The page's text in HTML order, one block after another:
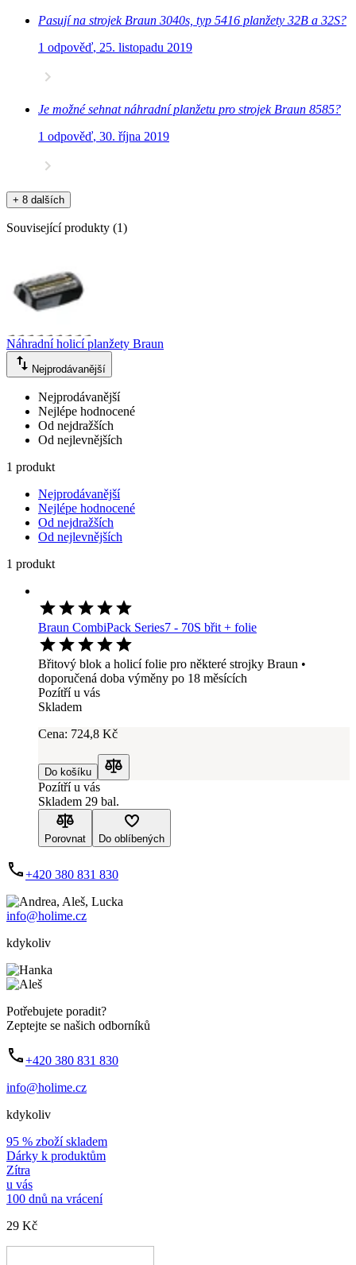
Pasují na strojek Braun 3040s, typ 5416 planžety 32B a 32S?
1 odpověď, 25. listopadu 2019
Je možné sehnat náhradní planžetu pro strojek Braun 8585?
1 odpověď, 30. října 2019
+ 8 dalších
Související produkty (1)
Náhradní holicí planžety Braun
Nejprodávanější
Nejprodávanější
Nejlépe hodnocené
Od nejdražších
Od nejlevnějších
1 produkt
Nejprodávanější
Nejlépe hodnocené
Od nejdražších
Od nejlevnějších
1 produkt
Braun CombiPack Series7 - 70S břit + folie
Břitový blok a holicí folie pro některé strojky Braun •
doporučená doba výměny po 18 měsících
Pozítří u vás
Skladem
Cena: 724,8 Kč
Do košíku
Porovnat
Pozítří u vás
Skladem 29 bal.
Porovnat Do oblíbených
+420 380 831 830
info@holime.cz
kdykoliv
Potřebujete poradit?
Zeptejte se našich odborníků
+420 380 831 830
info@holime.cz
kdykoliv
95 % zboží skladem
Dárky k produktům
Zítra
u vás
100 dnů na vrácení
29 Kč